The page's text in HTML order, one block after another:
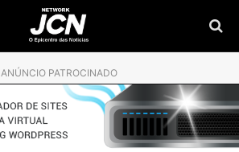
ANÚNCIO PATROCINADO